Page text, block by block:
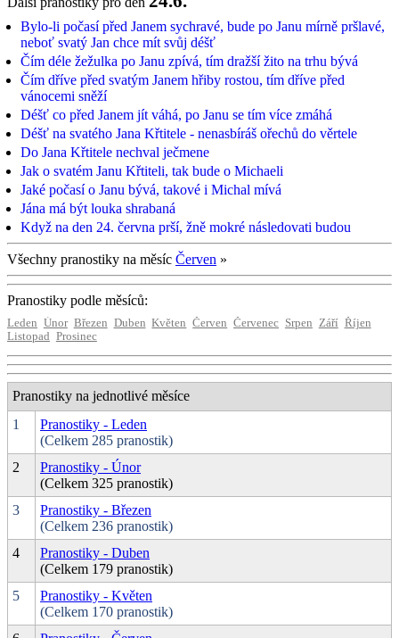
Bylo-li počasí před Janem sychravé, bude po Janu mírně pršlavé,
neboť svatý Jan chce mít svůj déšť
Čím déle žežulka po Janu zpívá, tím dražší žito na trhu bývá
Čím dříve před svatým Janem hřiby rostou, tím dříve před
vánocemi sněží
Déšť co před Janem jít váhá, po Janu se tím více zmáhá
Déšť na svatého Jana Křtitele - nenasbíráš ořechů do věrtele
Do Jana Křtitele nechval ječmene
Jak o svatém Janu Křtiteli, tak bude o Michaeli
Jaké počasí o Janu bývá, takové i Michal mívá
Jána má být louka shrabaná
Když na den 24. června prší, žně mokré následovati budou
Všechny pranostiky na měsíc Červen »
Pranostiky podle měsíců:
Leden Únor Březen Duben Květen Červen Červenec Srpen Září Říjen
Listopad Prosinec
Pranostiky na jednotlivé měsíce
1
Pranostiky - Leden
(Celkem 285 pranostik)
2
Pranostiky - Únor
(Celkem 325 pranostik)
3
Pranostiky - Březen
(Celkem 236 pranostik)
4
Pranostiky - Duben
(Celkem 179 pranostik)
5
Pranostiky - Květen
(Celkem 170 pranostik)